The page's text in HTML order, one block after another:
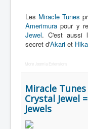
Les Miracle Tunes
Amerimura pour y
Jewel. C'est aussi
secret d'Akari et
More Joomla Extensions
Miracle
Crystal Jewel
Jewels